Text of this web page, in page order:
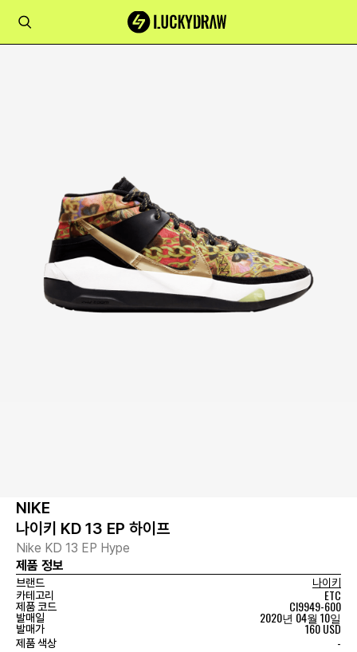
NIKE
나이키 KD 13 EP 하이프
Nike KD 13 EP Hype
제품 정보
브랜드
나이키
카테고리
ETC
제품 코드 CI9949-600
발매일 2020년 04월 10일
발매가 160 USD
제품 색상 -